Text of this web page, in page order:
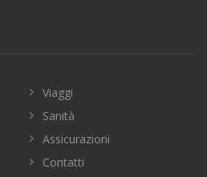
Viaggi
Sanità
Assicurazioni
Contatti